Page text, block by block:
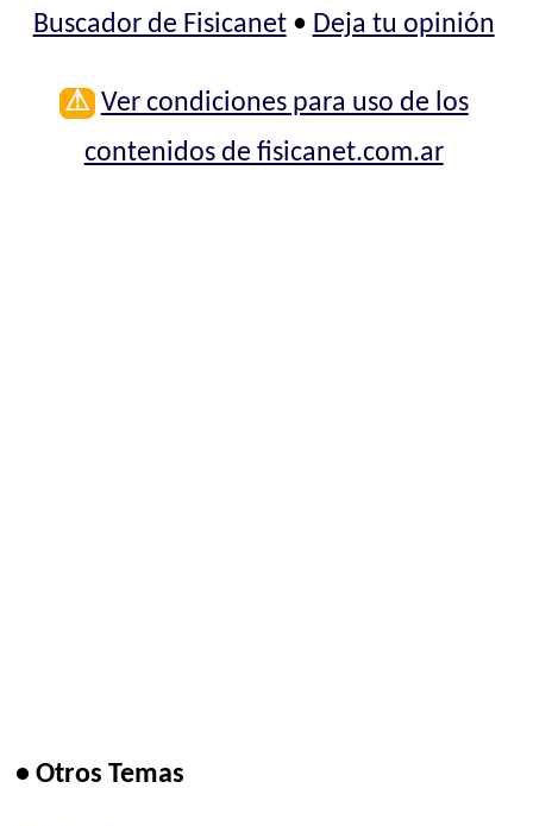
Buscador de Fisicanet• Deja tu opinión
⚠ Ver condiciones para uso de los
contenidos de fisicanet.com.ar
• Otros Temas